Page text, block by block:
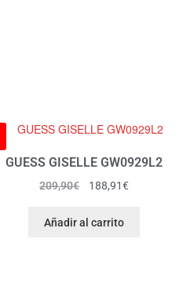
GUESS GISELLE GW0929L2
209,90€ 188,91€
Añadir al carrito